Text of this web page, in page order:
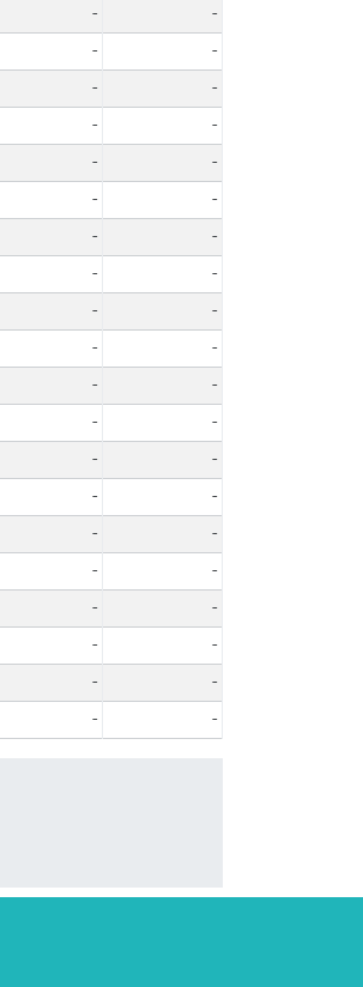
-
-
-
-
-
-
-
-
-
-
-
-
-
-
-
-
-
-
-
-
-
-
-
-
-
-
-
-
-
-
-
-
-
-
-
-
-
-
- -